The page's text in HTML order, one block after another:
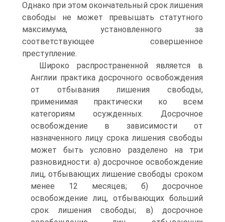
Однако при этом окончательный срок лишения
свободы не может превышать статутного
максимума, установленного за
соответствующее совершенное
преступление.
Широко распространенной является в
Англии практика досрочного освобождения
от отбывания лишения свободы,
применимая практически ко всем
категориям осужденных. Досрочное
освобождение в зависимости от
назначенного лицу срока лишения свободы
может быть условно разделено на три
разновидности: а) досрочное освобождение
лиц, отбывающих лишение свободы сроком
менее 12 месяцев; б) досрочное
освобождение лиц, отбывающих больший
срок лишения свободы; в) досрочное